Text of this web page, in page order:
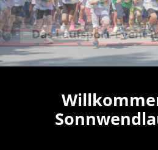
Für Groß und Klein